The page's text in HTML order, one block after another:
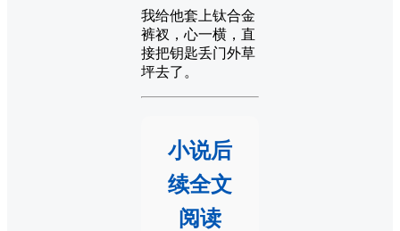
我给他套上钛合金
裤衩，心一横，直
接把钥匙丢门外草
坪去了。
小说后
续全文
阅读